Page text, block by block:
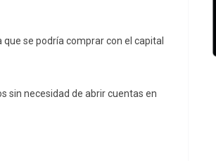
se podría comprar con el capital
sin necesidad de abrir cuentas en